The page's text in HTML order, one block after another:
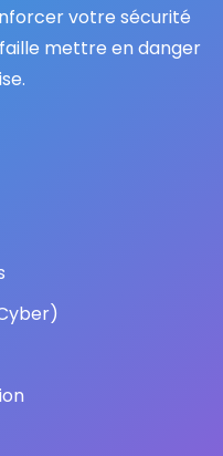
votre sécurité
mettre en danger